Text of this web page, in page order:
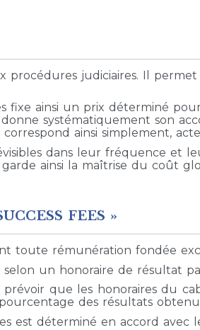
procédures judiciaires. Il
fixe ainsi un prix déterminé
systématiquement son
ainsi simplement,
dans leur fréquence et
ainsi la maîtrise du coût
FEES »
toute rémunération fondée
un honoraire de résultat
prévoir que les honoraires du
des résultats
est déterminé en accord avec